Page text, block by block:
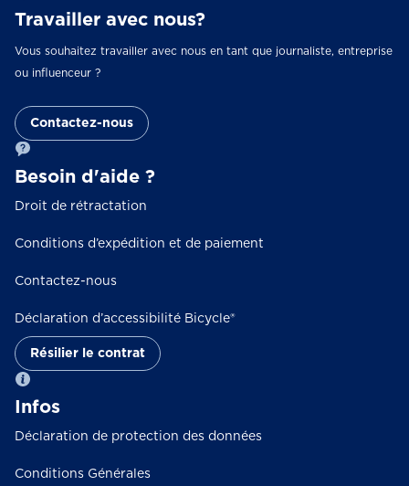
Travailler avec nous?
Vous souhaitez travailler avec nous en tant que journaliste, entreprise
ou influenceur ?
Contactez-nous
Besoin d'aide ?
Droit de rétractation
Conditions d’expédition et de paiement
Contactez-nous
Déclaration d’accessibilité Bicycle®
Résilier le contrat
Infos
Déclaration de protection des données
Conditions Générales